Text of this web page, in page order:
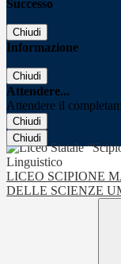
Successo
Chiudi
Informazione
Chiudi
Attendere...
Attendere il
Chiudi
Chiudi
LICEO SCIPIONE
DELLE SCIENZE